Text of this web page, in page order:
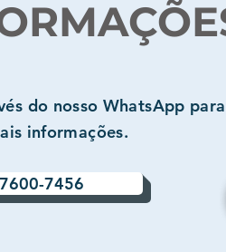
do nosso WhatsApp para
informações.
7456